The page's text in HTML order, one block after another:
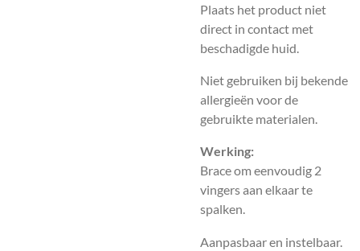
Plaats het product niet
direct in contact met
beschadigde huid.
Niet gebruiken bij bekende
allergieën voor de
gebruikte materialen.
Werking:
Brace om eenvoudig 2
vingers aan elkaar te
spalken.
Aanpasbaar en instelbaar.